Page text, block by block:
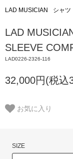
LAD MUSICIAN シャツ
LAD
SLEEVE
LAD0226-2326-116
32,000円(税込
お気に入り
SIZE